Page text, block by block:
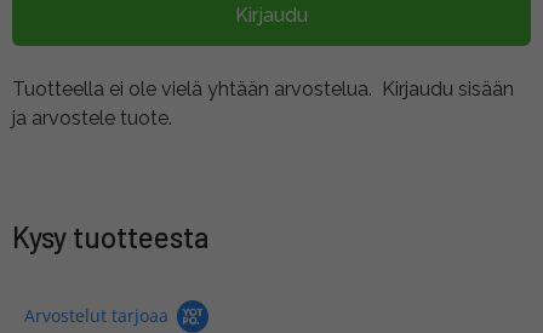
Kirjaudu
Tuotteella ei ole vielä yhtään arvostelua. Kirjaudu sisään
ja arvostele tuote.
Kysy tuotteesta
Arvostelut tarjoaa